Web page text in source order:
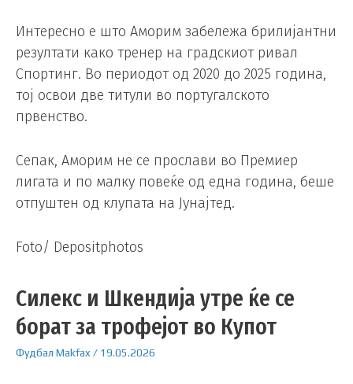
Интересно е што Аморим забележа брилијантни
резултати како тренер на градскиот ривал
Спортинг. Во периодот од 2020 до 2025 година,
тој освои две титули во португалското
првенство.
Сепак, Аморим не се прослави во Премиер
лигата и по малку повеќе од една година, беше
отпуштен од клупата на Јунајтед.
Foto/ Depositphotos
Силекс и Шкендија утре ќе се
борат за трофејот во Купот
Фудбал Makfax / 19.05.2026